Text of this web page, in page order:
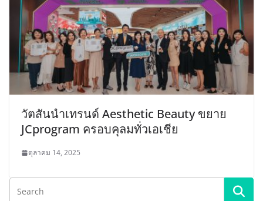
วัตสันนำเทรนด์ Aesthetic Beauty ขยาย
JCprogram ครอบคุลมทั่วเอเชีย
ตุลาคม 14, 2025